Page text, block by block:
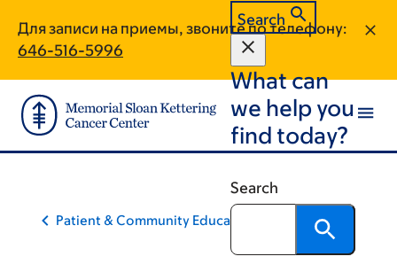
main
content
footer
Для записи на приемы, звоните по телефону:
646-516-5996
Search
What can
we help you
find today?
Search
Patient & Community Education